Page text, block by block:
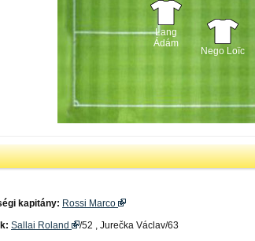
Lang
Ádám
Nego Loïc
kapitány: Rossi Marco
Sallai Roland
/52 , Jurečka Václav/63